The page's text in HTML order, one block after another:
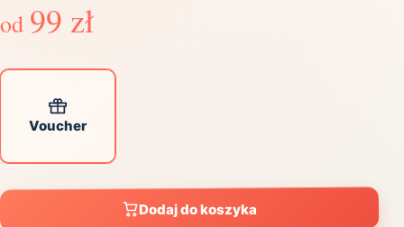
od 99 zł
Voucher
Dodaj do koszyka